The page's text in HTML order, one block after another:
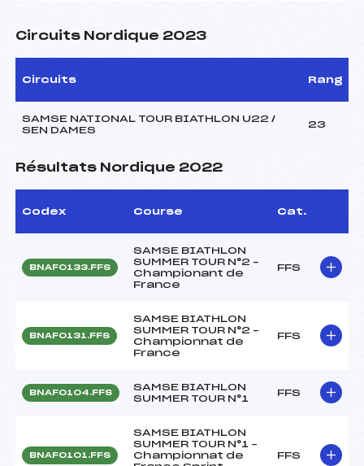
Circuits Nordique 2023
Circuits Rang
SAMSE NATIONAL TOUR BIATHLON U22 /
SEN DAMES
23
Résultats Nordique 2022
Codex Course Cat.
BNAF0133.FFS
SAMSE BIATHLON
SUMMER TOUR N°2 –
Championant de
France
FFS
BNAF0131.FFS
SAMSE BIATHLON
SUMMER TOUR N°2 –
Championnat de
France
FFS
BNAF0104.FFS
SAMSE BIATHLON
SUMMER TOUR N°1
FFS
BNAF0101.FFS
SAMSE BIATHLON
SUMMER TOUR N°1 –
Championnat de
FFS